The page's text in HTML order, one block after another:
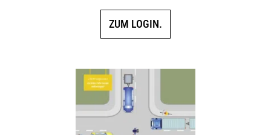
ZUM LOGIN.